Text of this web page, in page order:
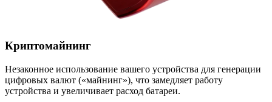
Криптомайнинг
Незаконное использование вашего устройства для генерации
цифровых валют («майнинг»), что замедляет работу
устройства и увеличивает расход батареи.